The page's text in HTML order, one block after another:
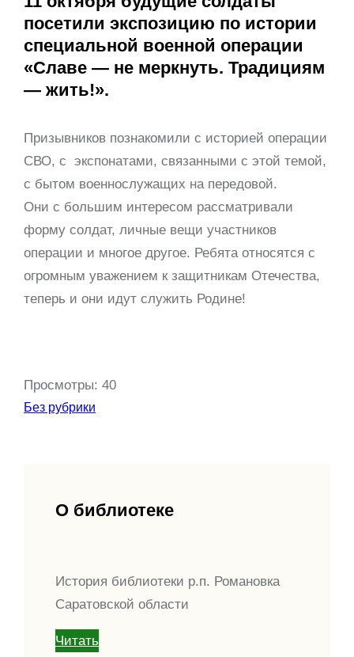
посетили экспозицию по истории
специальной военной операции
«Славе — не меркнуть. Традициям
— жить!».
Призывников познакомили с историей операции
СВО, с экспонатами, связанными с этой темой,
с бытом военнослужащих на передовой.
Они с большим интересом рассматривали
форму солдат, личные вещи участников
операции и многое другое. Ребята относятся с
огромным уважением к защитникам Отечества,
теперь и они идут служить Родине!
Просмотры: 40
Без рубрики
О библиотеке
История библиотеки р.п. Романовка
Саратовской области
Читать